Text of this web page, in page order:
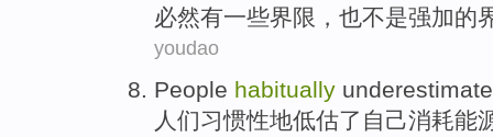
必然有一些界限 ， 也不是强加的
youdao
People habitually underestimate
人们习惯性地低估了 自己消耗能